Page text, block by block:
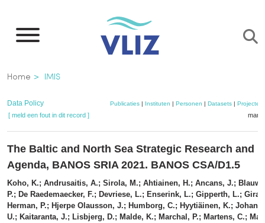
naar
inhoud
gaan
Kruimelpad
Home IMIS
Data Policy Publicaties| Instituten | Personen | Datasets| Projecten
[ meld een fout in dit record ]
The Baltic and North Sea Strategic Research and
Agenda, BANOS SRIA 2021. BANOS CSA/D1.5
Koho, K.; Andrusaitis, A.; Sirola, M.; Ahtiainen, H.; Ancans, J.;
P.; De Raedemaecker, F.; Devriese, L.; Enserink, L.; Gipperth, L.;
Herman, P.; Hjerpe Olausson, J.; Humborg, C.; Hyytiäinen, K.;
U.; Kaitaranta, J.; Lisbjerg, D.; Malde, K.; Marchal, P.; Martens, C.;